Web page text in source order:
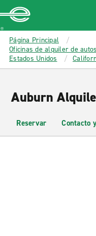
MAIN
CONTENT
Enterprise
Página Principal
Oficinas de alquiler de
Estados Unidos
Auburn
Reservar Contacto